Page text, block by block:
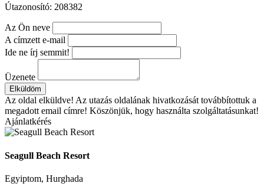
Útazonosító: 208382
Az Ön neve
A címzett e-mail
Ide ne írj semmit!
Üzenete
Elküldöm
Az oldal elküldve! Az utazás oldalának hivatkozását továbbítottuk a
megadott email címre! Köszönjük, hogy használta szolgáltatásunkat!
Ajánlatkérés
Seagull Beach Resort
Egyiptom, Hurghada